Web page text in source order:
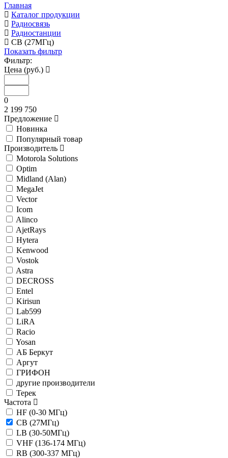
Главная
Каталог продукции
Радиосвязь
Радиостанции
CB (27МГц)
Показать фильтр
Фильтр:
Цена (руб.)
0
2 199 750
Предложение
Новинка
Популярный товар
Производитель
Motorola Solutions
Optim
Midland (Alan)
MegaJet
Vector
Icom
Alinco
AjetRays
Hytera
Kenwood
Vostok
Astra
DECROSS
Entel
Kirisun
Lab599
LiRA
Racio
Yosan
АБ Беркут
Аргут
ГРИФОН
другие производители
Терек
Частота
HF (0-30 МГц)
CB (27МГц)
LB (30-50МГц)
VHF (136-174 МГц)
RB (300-337 МГц)